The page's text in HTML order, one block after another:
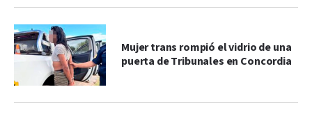
Mujer trans rompió el vidrio de una
puerta de Tribunales en Concordia